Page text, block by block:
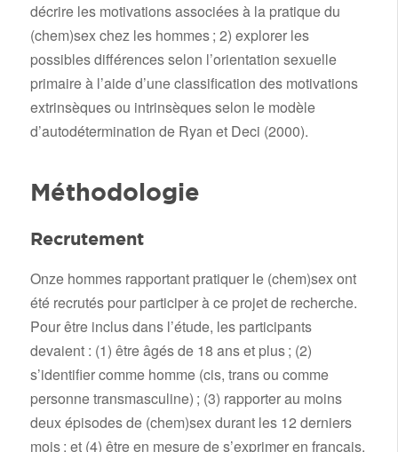
décrire les motivations associées à la pratique du
(chem)sex chez les hommes ; 2) explorer les
possibles différences selon l’orientation sexuelle
primaire à l’aide d’une classification des motivations
extrinsèques ou intrinsèques selon le modèle
d’autodétermination de Ryan et Deci (2000).
Méthodologie
Recrutement
Onze hommes rapportant pratiquer le (chem)sex ont
été recrutés pour participer à ce projet de recherche.
Pour être inclus dans l’étude, les participants
devaient : (1) être âgés de 18 ans et plus ; (2)
s’identifier comme homme (cis, trans ou comme
personne transmasculine) ; (3) rapporter au moins
deux épisodes de (chem)sex durant les 12 derniers
mois ; et (4) être en mesure de s’exprimer en français.